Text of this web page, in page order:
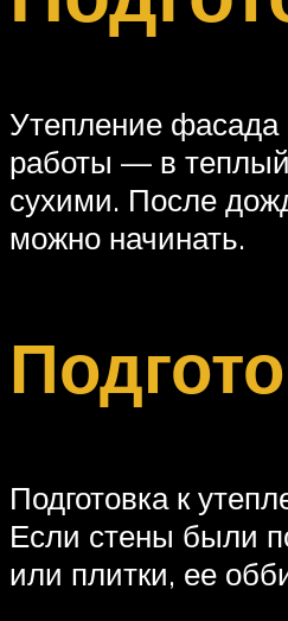
Утепление фасада
работы — в
сухими. После
можно начинать.
Подготовка к
Если стены были
или плитки, ее